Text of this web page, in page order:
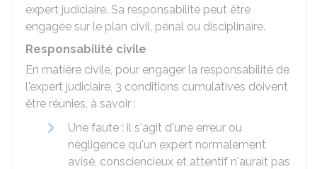
expert judiciaire. Sa responsabilité peut être
engagée sur le plan civil, pénal ou disciplinaire.
Responsabilité civile
En matière civile, pour engager la responsabilité de
l'expert judiciaire, 3 conditions cumulatives doivent
être réunies, à savoir :
Une faute : il s'agit d'une erreur ou
négligence qu'un expert normalement
avisé, consciencieux et attentif n'aurait pas